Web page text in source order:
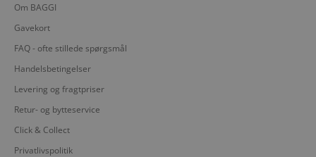
Om BAGGI
Gavekort
FAQ - ofte stillede spørgsmål
Handelsbetingelser
Levering og fragtpriser
Retur- og bytteservice
Click & Collect
Privatlivspolitik